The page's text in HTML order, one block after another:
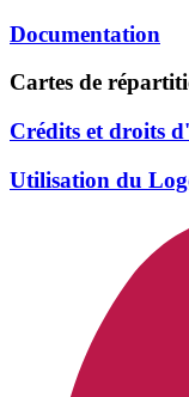
Documentation
Cartes de
Crédits et droits
Utilisation du